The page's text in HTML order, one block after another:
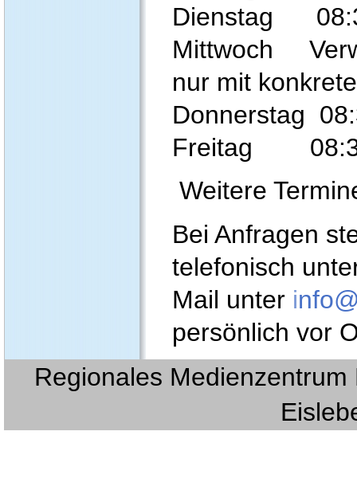
Dienstag
Mittwoch
nur mit
Donnerstag
Freitag 08:30
Weitere
Bei Anfragen
telefonisch
Mail unter i
persönlich vor
Regionales